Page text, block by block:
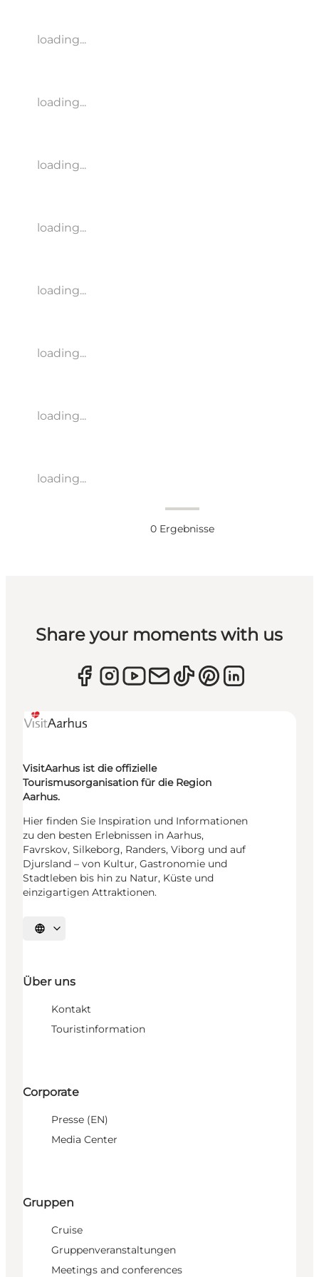
loading...
loading...
loading...
loading...
loading...
loading...
loading...
loading...
0 Ergebnisse
Share your moments with us
VisitAarhus ist die offizielle
Tourismusorganisation für die Region
Aarhus.
Hier finden Sie Inspiration und Informationen
zu den besten Erlebnissen in Aarhus,
Favrskov, Silkeborg, Randers, Viborg und auf
Djursland – von Kultur, Gastronomie und
Stadtleben bis hin zu Natur, Küste und
einzigartigen Attraktionen.
Sprache auswählen
Über uns
Kontakt
Touristinformation
Corporate
Presse (EN)
Media Center
Gruppen
Cruise
Gruppenveranstaltungen
Meetings and conferences